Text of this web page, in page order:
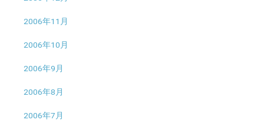
2006年11月
2006年10月
2006年9月
2006年8月
2006年7月